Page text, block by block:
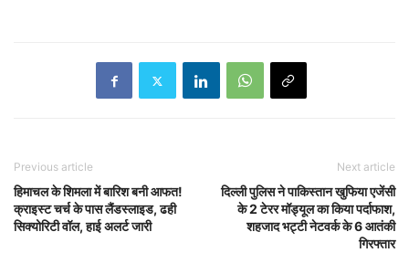
Previous article
हिमाचल के शिमला में बारिश बनी आफत!
क्राइस्ट चर्च के पास लैंडस्लाइड, ढही
सिक्योरिटी वॉल, हाई अलर्ट जारी
Next article
दिल्ली पुलिस ने पाकिस्तान खुफिया एजेंसी
के 2 टेरर मॉड्यूल का किया पर्दाफाश,
शहजाद भट्टी नेटवर्क के 6 आतंकी
गिरफ्तार